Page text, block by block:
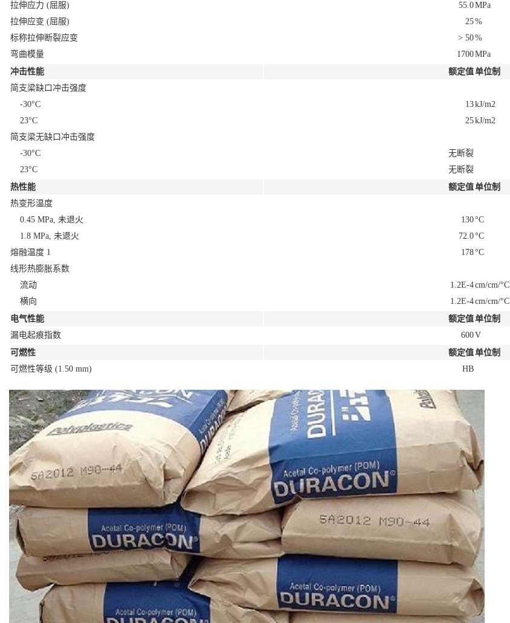
拉伸应力 (屈服) 55.0MPa
拉伸应变 (屈服) 25%
标称拉伸断裂应变
> 50%
弯曲模量
1700MPa
冲击性能
额定值单位制
简支梁缺口冲击强度
-30°C
13kJ/m2
23°C
25kJ/m2
简支梁无缺口冲击强度
-30°C
无断裂
23°C
无断裂
热性能
额定值单位制
热变形温度
0.45 MPa, 未退火
130°C
1.8 MPa, 未退火
72.0°C
熔融温度 1 178°C
线形热膨胀系数
流动
1.2E-4cm/cm/°C
横向
1.2E-4cm/cm/°C
电气性能
额定值单位制
漏电起痕指数
600V
可燃性
额定值单位制
可燃性等级 (1.50 mm) HB